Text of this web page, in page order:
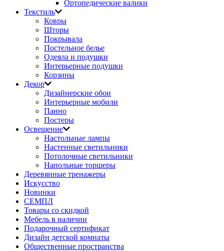
Ортопедические валики
Текстиль
Ковры
Шторы
Покрывала
Постельное белье
Одеяла и подушки
Интерьерные подушки
Корзины
Декор
Дизайнерские обои
Интерьерные мобили
Панно
Постеры
Освещение
Настольные лампы
Настенные светильники
Потолочные светильники
Напольные торшеры
Деревянные тренажеры
Искусство
Новинки
СЕМПЛ
Товары со скидкой
Мебель в наличии
Подарочный сертификат
Дизайн детской комнаты
Общественные пространства